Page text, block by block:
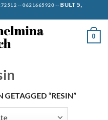
--0621665920--BULT 5,
0
GETAGGED “RESIN”